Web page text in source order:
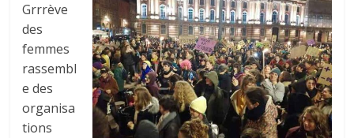
Grrrève
des
femmes
rassembl
e des
organisa
tions